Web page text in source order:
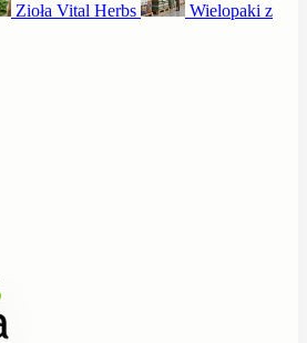
Zioła Vital Herbs
Wielopaki z